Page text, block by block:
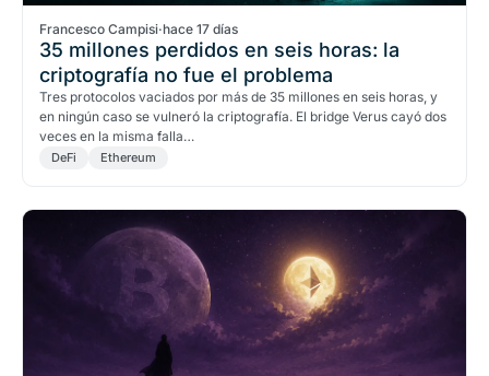
Francesco Campisi·hace 17 días
35 millones perdidos en seis horas: la
criptografía no fue el problema
Tres protocolos vaciados por más de 35 millones en seis horas, y
en ningún caso se vulneró la criptografía. El bridge Verus cayó dos
veces en la misma falla…
DeFi Ethereum